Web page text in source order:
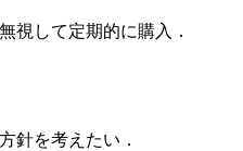
視して定期的に購入．
針を考えたい．